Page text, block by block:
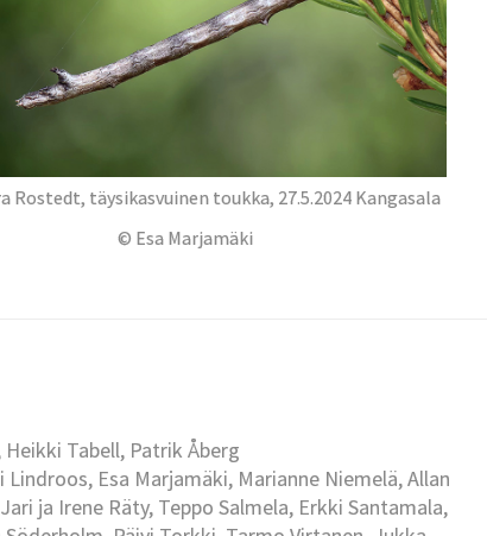
Rostedt, täysikasvuinen toukka, 27.5.2024 Kangasala
© Esa Marjamäki
Tabell, Patrik Åberg
Esa Marjamäki, Marianne Niemelä, Allan
ja Irene Räty, Teppo Salmela, Erkki Santamala,